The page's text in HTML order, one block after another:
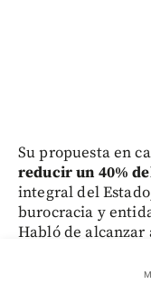
Su propuesta en
reducir un 40%
integral del
burocracia y
Habló de alcanzar
anuales. Sin
que esas metas